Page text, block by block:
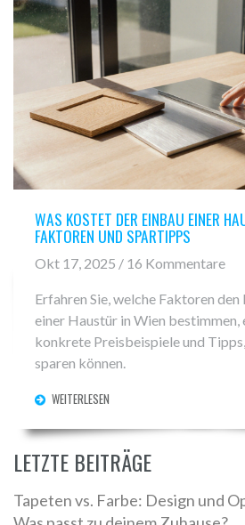
WAS KOSTET DER EINBAU EINER
FAKTOREN UND SPARTIPPS
Okt 17, 2025 / 16 Kommentare
Erfahren Sie, welche Faktoren den
einer Haustür in Wien bestimmen,
konkrete Preisbeispiele und
sparen können.
WEITERLESEN
LETZTE BEITRÄGE
Tapeten vs. Farbe: Design und